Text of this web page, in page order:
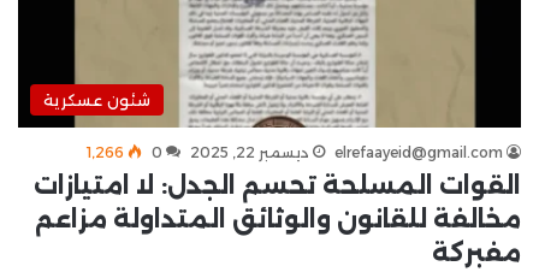
شئون عسكرية
elrefaayeid@gmail.com ديسمبر 22, 2025 0 1٬266
القوات المسلحة تحسم الجدل: لا امتيازات
مخالفة للقانون والوثائق المتداولة مزاعم
مفبركة